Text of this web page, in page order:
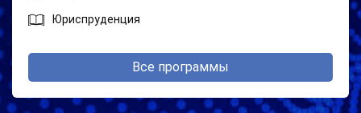
Юриспруденция
Все программы